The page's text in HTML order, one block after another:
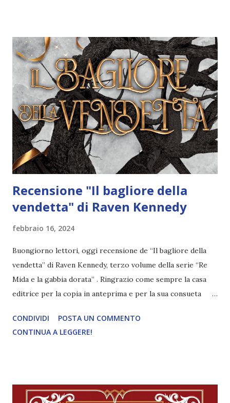
enciclopedia al mondo dedicata alle leggende su queste
creature. Ma Emily Wilde non è brava con le persone. E
infatti, quando, nell'autunno del 1909, arriva nel remoto
villaggio di Hrafnsvik, non ha alcuna intenzione di fare
amicizia con i burberi abitanti. Né tanto meno le interessa
trascorrere del tempo con l'altro nuovo arrivato: Wendell
Bambleby, suo rivale accademico, in grado di ammaliare
chiunque...
Recensione "Il bagliore della
vendetta" di Raven Kennedy
febbraio 16, 2024
Buongiorno lettori, oggi recensione de “Il bagliore della
vendetta” di Raven Kennedy, terzo volume della serie “Re
Mida e la gabbia dorata” . Ringrazio come sempre la casa
editrice per la copia in anteprima e per la sua consueta
dei due precedenti libri della serie! Titolo: Il bagliore della
vendetta (#3 Re Mida e la gabbia dorata) Autore: Raven
rimanere rinchiusa in una prigione dorata e anela alla
CONDIVIDI
POSTA UN COMMENTO
CONTINUA A LEGGERE!